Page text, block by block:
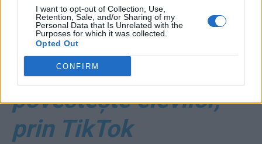
I want to opt-out of Collection, Use,
Retention, Sale, and/or Sharing of my
Personal Data that Is Unrelated with the
Purposes for which it was collected.
Opted Out
CONFIRM
mine prin toaletă. Nu
mai vorbesc de
liceu…”. Toate astea le
povestește elevilor,
prin TikTok